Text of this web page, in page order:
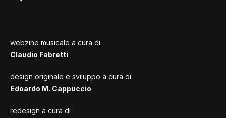
webzine musicale a cura di
Claudio Fabretti
design originale e sviluppo a cura di
Edoardo M. Cappuccio
redesign a cura di